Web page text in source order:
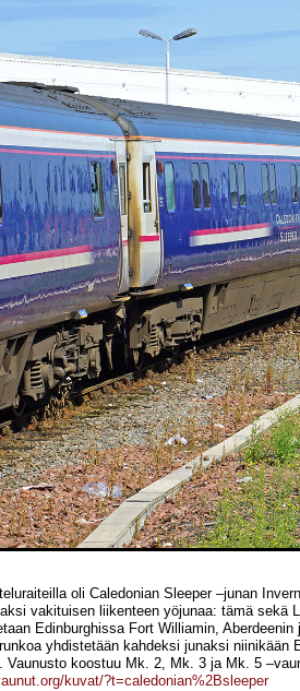
oli Caledonian Sleeper –junan
vakituisen liikenteen yöjunaa: tämä sekä
Edinburghissa Fort Williamin,
yhdistetään kahdeksi junaksi
Vaunusto koostuu Mk. 2, Mk. 3 ja Mk. 5
kuvat/?t=caledonian%2Bsleeper